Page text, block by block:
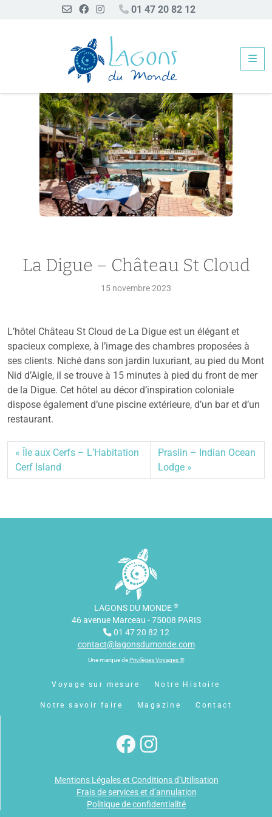
01 47 20 82 12
La Digue – Château St Cloud
La Digue – Château St Cloud
15 novembre 2023
L’hôtel Château St Cloud de La Digue est un élégant et
spacieux complexe, à l’image des chambres proposées à
ses clients. Niché dans son jardin luxuriant, au pied du Mont
Nid d’Aigle, il se trouve à 15 minutes à pied du front de mer
de la Digue. Cet hôtel au décor d’inspiration coloniale
dispose également d’une piscine extérieure, d’un bar et d’un
restaurant.
Île aux Cerfs – L’Habitation
Cerf Island
Praslin – Indian Ocean
Lodge
LAGONS DU MONDE ®
46 avenue Marceau - 75008 PARIS
01 47 20 82 12
contact@lagonsdumonde.com
Une marque dePrivilèges Voyages ®
Voyage sur mesure Notre Histoire
Notre savoir faire Magazine Contact
Mentions Légales et Conditions d’Utilisation
Frais de services et d’annulation
Politique de confidentialité